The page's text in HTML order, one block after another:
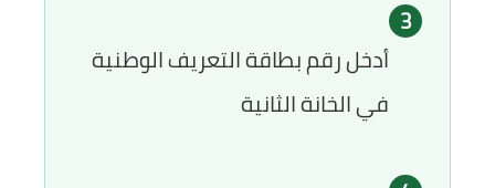
3
أدخل رقم بطاقة التعريف الوطنية
في الخانة الثانية